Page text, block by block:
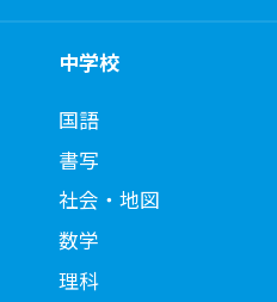
中学校
国語
書写
社会・地図
数学
理科